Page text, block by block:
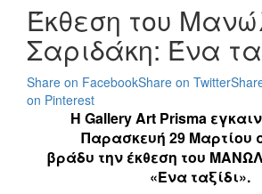
Έκθεση του
Σαριδάκη: Ένα
Share on FacebookShare on Twitter
on Pinterest
Η Gallery Art Prisma
Παρασκευή 29 Μαρτίου
βράδυ την έκθεση του
«Ένα ταξίδι».